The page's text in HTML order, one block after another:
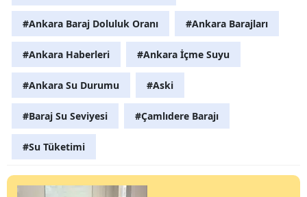
#Ankara Baraj Doluluk Oranı #Ankara Barajları
#Ankara Haberleri #Ankara İçme Suyu
#Ankara Su Durumu #Aski
#Baraj Su Seviyesi #Çamlıdere Barajı
#Su Tüketimi